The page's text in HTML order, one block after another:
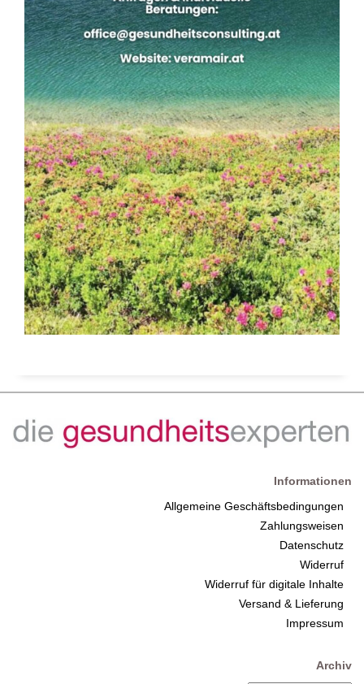
Informationen
Allgemeine Geschäftsbedingungen
Zahlungsweisen
Datenschutz
Widerruf
Widerruf für digitale Inhalte
Versand & Lieferung
Impressum
Archiv